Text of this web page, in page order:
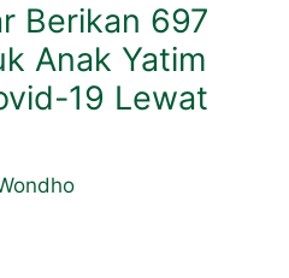
Berikan 697
Anak Yatim
19 Lewat